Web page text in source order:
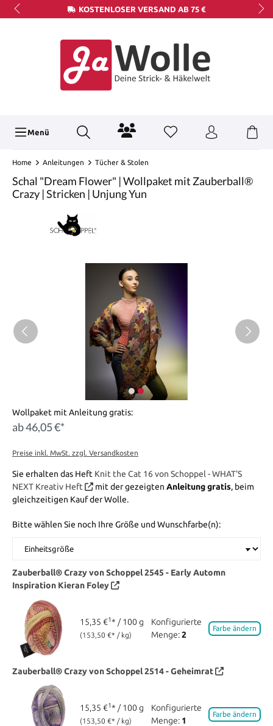
KOSTENLOSER VERSAND AB 75 €
Menü
Home Anleitungen Tücher & Stolen
Schal "Dream Flower" | Wollpaket mit Zauberball®
Crazy | Stricken | Unjung Yun
Wollpaket mit Anleitung gratis:
ab 46,05 €*
Preise inkl. MwSt. zzgl. Versandkosten
Sie erhalten das Heft Knit the Cat 16 von Schoppel - WHAT'S
NEXT Kreativ Heft
mit der gezeigtenAnleitung gratis, beim
gleichzeitigen Kauf der Wolle.
Bitte wählen Sie noch Ihre Größe und Wunschfarbe(n):
Zauberball® Crazy von Schoppel2545 - Early Automn
Inspiration Kieran Foley
15,35 €1* / 100 g
(153,50 €* / kg)
Konfigurierte
Menge:2
Farbe ändern
Zauberball® Crazy von Schoppel2514 - Geheimrat
15,35 €1* / 100 g
(153,50 €* / kg)
Konfigurierte
Menge: 1
Farbe ändern